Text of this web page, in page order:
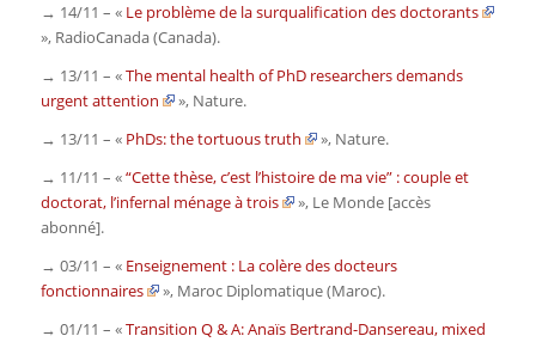
→ 14/11 – « Le problème de la surqualification des doctorants
»,RadioCanada(Canada).
→ 13/11 – «The mental health of PhD researchers demands
urgent attention
», Nature.
→ 13/11 – « PhDs: the tortuous truth », Nature.
→ 11/11 – «“Cette thèse, c’est l’histoire de ma vie” : couple et
doctorat, l’infernal ménage à trois
», Le Monde [accès
abonné].
→ 03/11 – « Enseignement : La colère des docteurs
fonctionnaires
», Maroc Diplomatique(Maroc).
→ 01/11 – «Transition Q & A: Anaïs Bertrand-Dansereau, mixed